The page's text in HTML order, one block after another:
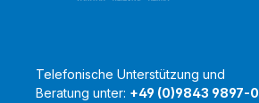
Telefonische Unterstützung und
Beratung unter: +49 (0)9843 9897-0